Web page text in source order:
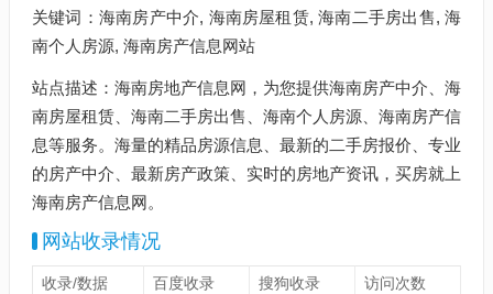
关键词：海南房产中介, 海南房屋租赁, 海南二手房出售, 海
南个人房源, 海南房产信息网站
站点描述：海南房地产信息网，为您提供海南房产中介、海
南房屋租赁、海南二手房出售、海南个人房源、海南房产信
息等服务。海量的精品房源信息、最新的二手房报价、专业
的房产中介、最新房产政策、实时的房地产资讯，买房就上
海南房产信息网。
网站收录情况
收录/数据 百度收录 搜狗收录 访问次数